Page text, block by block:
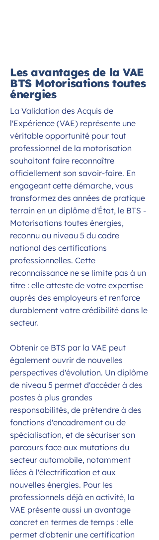
Les avantages de la VAE
BTS Motorisations toutes
énergies
La Validation des Acquis de
l'Expérience (VAE) représente une
véritable opportunité pour tout
professionnel de la motorisation
souhaitant faire reconnaître
officiellement son savoir-faire. En
engageant cette démarche, vous
transformez des années de pratique
terrain en un diplôme d'État, le BTS -
Motorisations toutes énergies,
reconnu au niveau 5 du cadre
national des certifications
professionnelles. Cette
reconnaissance ne se limite pas à un
titre : elle atteste de votre expertise
auprès des employeurs et renforce
durablement votre crédibilité dans le
secteur.
Obtenir ce BTS par la VAE peut
également ouvrir de nouvelles
perspectives d'évolution. Un diplôme
de niveau 5 permet d'accéder à des
postes à plus grandes
responsabilités, de prétendre à des
fonctions d'encadrement ou de
spécialisation, et de sécuriser son
parcours face aux mutations du
secteur automobile, notamment
liées à l'électrification et aux
nouvelles énergies. Pour les
professionnels déjà en activité, la
VAE présente aussi un avantage
concret en termes de temps : elle
permet d'obtenir une certification